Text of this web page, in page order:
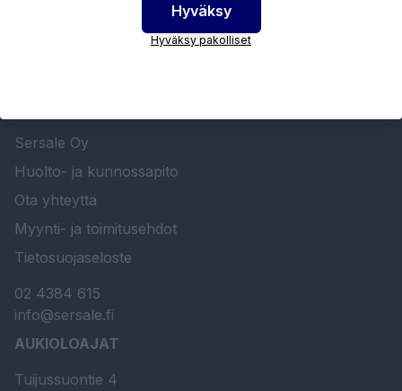
Sersale Oy
Huolto- ja kunnossapito
Ota yhteyttä
Myynti- ja toimitusehdot
Tietosuojaseloste
02 4384 615
info@sersale.fi
AUKIOLOAJAT
Tuijussuontie 4
Hyväksy
Hyväksy pakolliset